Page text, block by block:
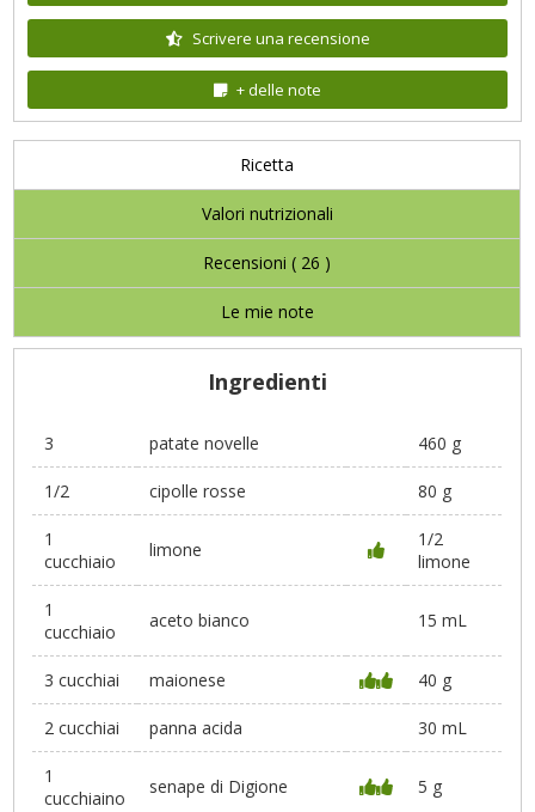
Scrivere una recensione
+ delle note
Ricetta
Valori nutrizionali
Recensioni ( 26 )
Le mie note
Ingredienti
3 patate novelle 460 g
1/2 cipolle rosse 80 g
1
cucchiaio
limone
1/2
limone
1
cucchiaio
aceto bianco 15 mL
3 cucchiai maionese 40 g
2 cucchiai panna acida 30 mL
1
cucchiaino
senape di Digione 5 g